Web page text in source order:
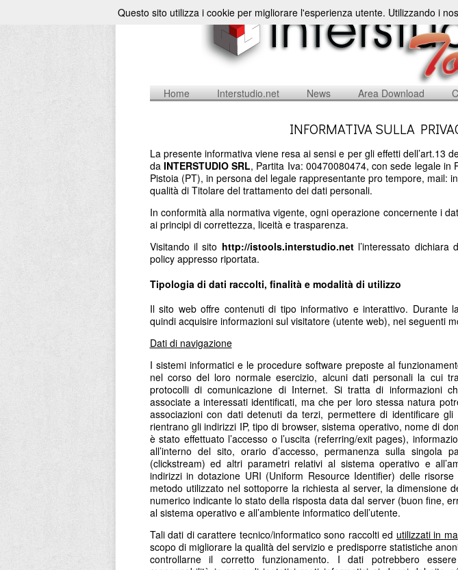
Home Interstudio.net News Area Download
INFORMATIVA SULLA
La presente informativa viene resa ai sensi e per gli effetti dell’art.13
da INTERSTUDIO SRL, Partita Iva: 00470080474, con sede legale in
Pistoia (PT), in persona del legale rappresentante pro tempore, mail:
qualità di Titolare del trattamento dei dati personali.
In conformità alla normativa vigente, ogni operazione concernente i
ai principi di correttezza, liceità e trasparenza.
Visitando il sito http://istools.interstudio.netl’interessato dichiara
policy appresso riportata.
Tipologia di dati raccolti, finalità e modalità di utilizzo
Il sito web offre contenuti di tipo informativo e interattivo. Durante
quindi acquisire informazioni sul visitatore (utente web), nei seguenti
Dati di navigazione
I sistemi informatici e le procedure software preposte al
nel corso del loro normale esercizio, alcuni dati personali la cui
protocolli di comunicazione di Internet. Si tratta di informazioni
associate a interessati identificati, ma che per loro stessa natura
associazioni con dati detenuti da terzi, permettere di identificare
rientrano gli indirizzi IP, tipo di browser, sistema operativo, nome di
è stato effettuato l’accesso o l’uscita (referring/exit pages),
all’interno del sito, orario d’accesso, permanenza sulla singola
(clickstream) ed altri parametri relativi al sistema operativo e
indirizzi in dotazione URI (Uniform Resource Identifier) delle
metodo utilizzato nel sottoporre la richiesta al server, la dimensione
numerico indicante lo stato della risposta data dal server (buon fine,
al sistema operativo e all’ambiente informatico dell’utente.
Tali dati di carattere tecnico/informatico sono raccolti ed utilizzati in
scopo di migliorare la qualità del servizio e predisporre statistiche
controllarne il corretto funzionamento. I dati potrebbero
Questo sito utilizza i cookie per migliorare l'esperienza utente. Utilizzando i